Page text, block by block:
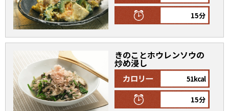
15分
きのことホウレンソウの
炒め浸し
51kcal
15分